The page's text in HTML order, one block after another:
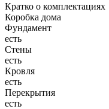
Кратко о комплектациях
Коробка дома
Фундамент
есть
Стены
есть
Кровля
есть
Перекрытия
есть